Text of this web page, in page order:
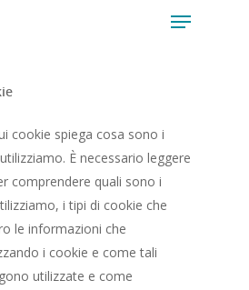
cookie spiega cosa sono i
È necessario leggere
comprendere quali sono i
i tipi di cookie che
le informazioni che
i cookie e come tali
utilizzate e come